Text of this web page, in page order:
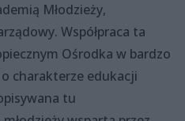
Młodzieży,
Współpraca ta
Ośrodka w bardzo
charakterze edukacji
tu